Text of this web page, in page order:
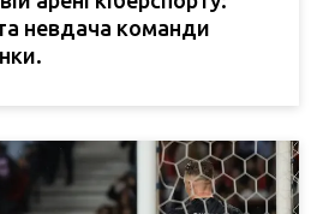
невдача команди